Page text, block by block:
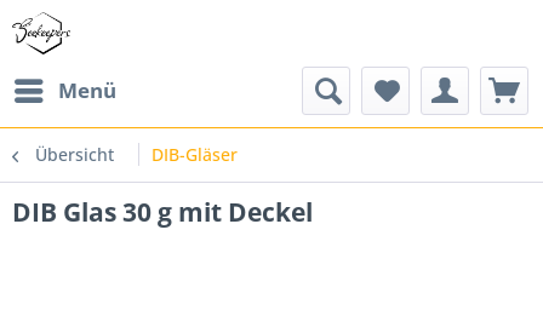
Menü
Übersicht DIB-Gläser
DIB Glas 30 g mit Deckel